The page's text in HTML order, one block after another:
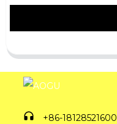
+86-18128521600